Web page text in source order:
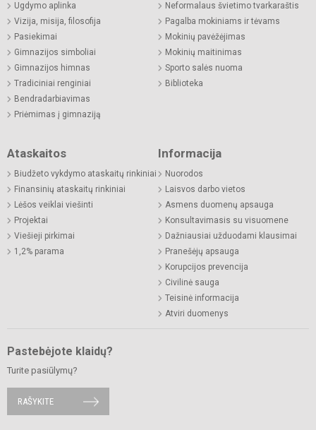
Ugdymo aplinka
Vizija, misija, filosofija
Pasiekimai
Gimnazijos simboliai
Gimnazijos himnas
Tradiciniai renginiai
Bendradarbiavimas
Priėmimas į gimnaziją
Neformalaus švietimo tvarkaraštis
Pagalba mokiniams ir tėvams
Mokinių pavėžėjimas
Mokinių maitinimas
Sporto salės nuoma
Biblioteka
Ataskaitos
Biudžeto vykdymo ataskaitų rinkiniai
Finansinių ataskaitų rinkiniai
Lėšos veiklai viešinti
Projektai
Viešieji pirkimai
1,2% parama
Informacija
Nuorodos
Laisvos darbo vietos
Asmens duomenų apsauga
Konsultavimasis su visuomene
Dažniausiai užduodami klausimai
Pranešėjų apsauga
Korupcijos prevencija
Civilinė sauga
Teisinė informacija
Atviri duomenys
Pastebėjote klaidų?
Turite pasiūlymų?
RAŠYKITE